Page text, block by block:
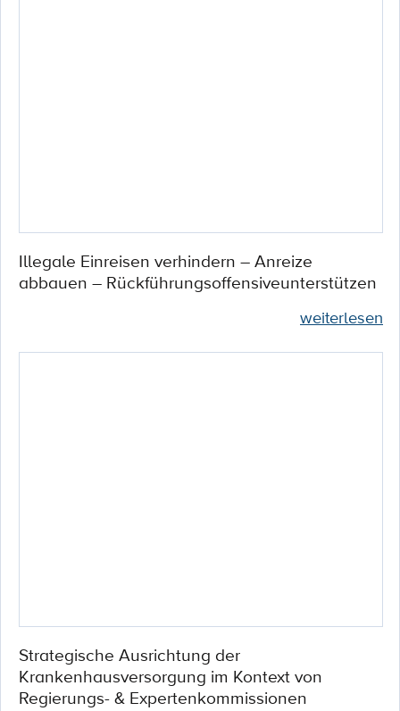
Illegale Einreisen verhindern – Anreize
abbauen – Rückführungsoffensiveunterstützen
weiterlesen
Strategische Ausrichtung der
Krankenhausversorgung im Kontext von
Regierungs- & Expertenkommissionen